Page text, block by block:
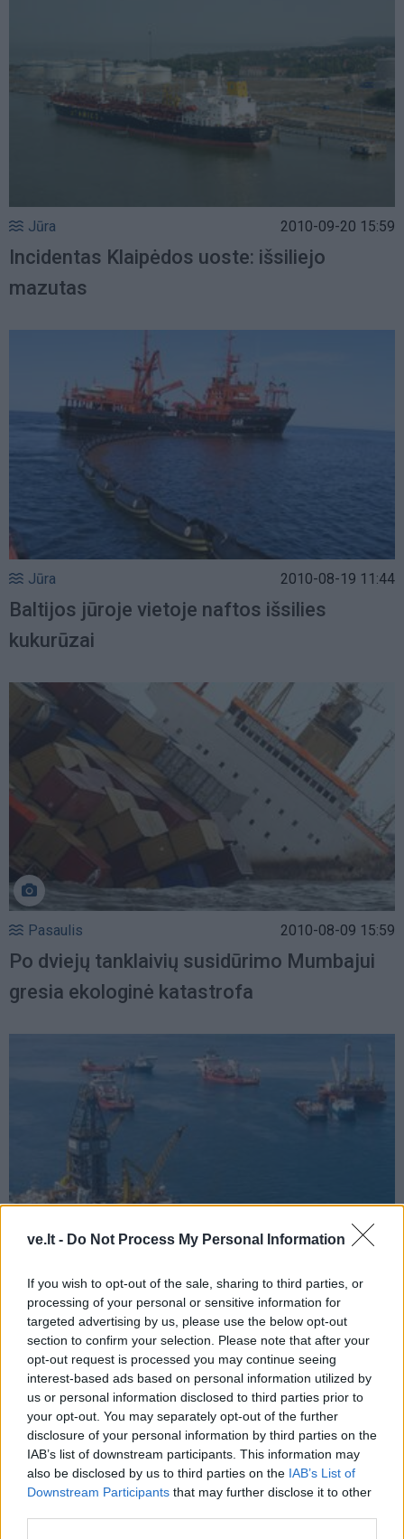
ve.lt - Do Not Process My Personal Information
If you wish to opt-out of the sale, sharing to third parties, or
processing of your personal or sensitive information for
targeted advertising by us, please use the below opt-out
section to confirm your selection. Please note that after your
opt-out request is processed you may continue seeing
interest-based ads based on personal information utilized by
us or personal information disclosed to third parties prior to
your opt-out. You may separately opt-out of the further
disclosure of your personal information by third parties on the
IAB’s list of downstream participants. This information may
also be disclosed by us to third parties on the IAB’s List of
Downstream Participants that may further disclose it to other
Jūra 2010-09-20 15:59
Incidentas Klaipėdos uoste: išsiliejo
mazutas
Jūra 2010-08-19 11:44
Baltijos jūroje vietoje naftos išsilies
kukurūzai
Pasaulis 2010-08-09 15:59
Po dviejų tanklaivių susidūrimo Mumbajui
gresia ekologinė katastrofa
Pasaulis 2010-08-06 11:44
Meksikos įlankoje baigtas cementuoti
avarinis gręžinys